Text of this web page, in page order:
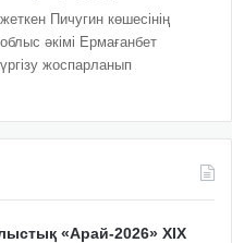
Пичугин көшесінің
әкімі Ермағанбет
жоспарланып
«Арай-2026» XIX